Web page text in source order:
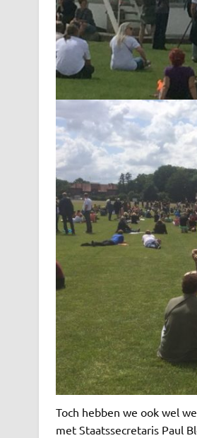
Toch hebben we ook wel
met Staatssecretaris Paul